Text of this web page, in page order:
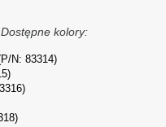
Dostępne kolory:
N: 83314)